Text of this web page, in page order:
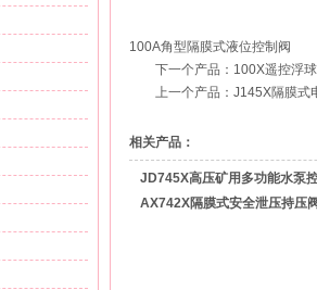
100A角型隔膜式液位控制阀
下一个产品： 100X遥控浮
上一个产品： J145X隔膜式
相关产品：
JD745X高压矿用多功能水泵
AX742X隔膜式安全泄压持压